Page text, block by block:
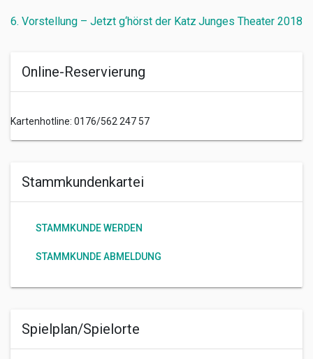
Beitragsnavigation
6. Vorstellung – Jetzt g‘hörst der Katz Junges Theater 2018
Online-Reservierung
Kartenhotline: 0176/562 247 57
Stammkundenkartei
STAMMKUNDE WERDEN
STAMMKUNDE ABMELDUNG
Spielplan/Spielorte